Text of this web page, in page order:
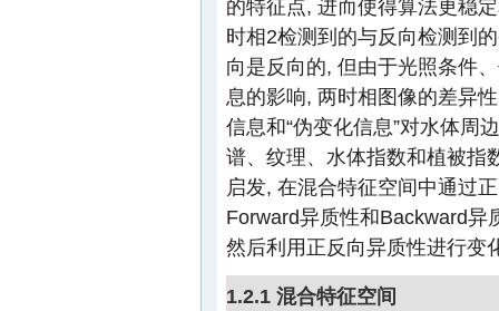
的特征点, 进而使得算法更稳
时相2检测到的与反向检测到
向是反向的, 但由于光照条件
息的影响, 两时相图像的差异
信息和“伪变化信息”对水体周
谱、纹理、水体指数和植被指
启发, 在混合特征空间中通过
Forward异质性和Backward异
然后利用正反向异质性进行变
1.2.1 混合特征空间